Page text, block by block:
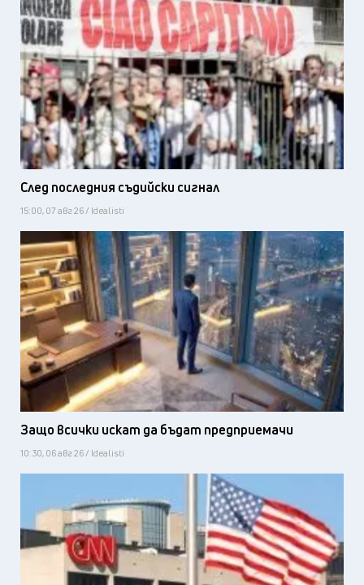
След последния съдийски сигнал
15:00, 07 авг 26 / Idealisti
Защо всички искат да бъдат предприемачи
10:30, 06 авг 26 / Idealisti